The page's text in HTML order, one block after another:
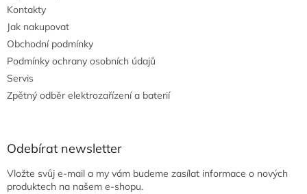
Kontakty
Jak nakupovat
Obchodní podmínky
Podmínky ochrany osobních údajů
Servis
Zpětný odběr elektrozařízení a baterií
Odebírat newsletter
Vložte svůj e-mail a my vám budeme zasílat informace o nových
produktech na našem e-shopu.